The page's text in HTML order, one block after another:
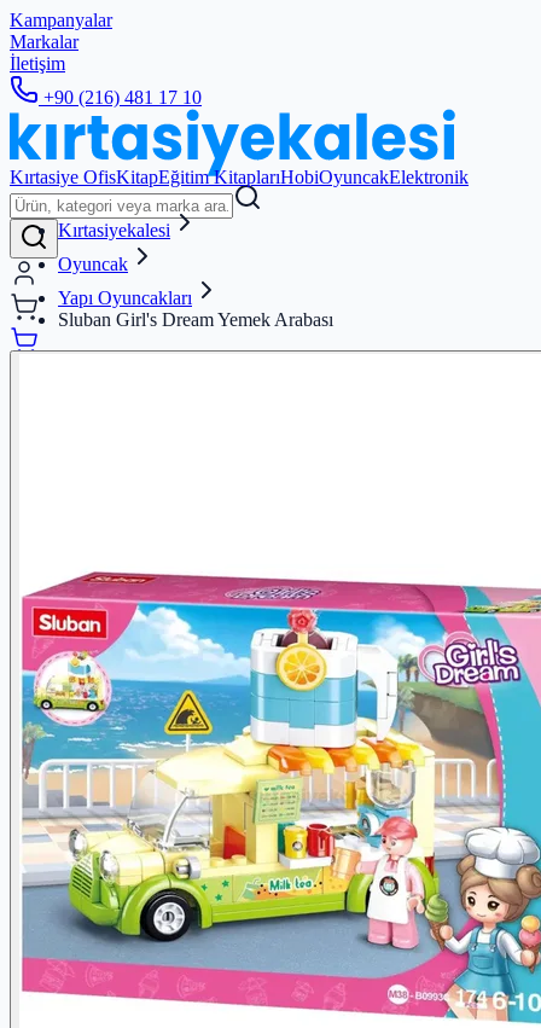
Kampanyalar
Markalar
İletişim
+90 (216) 481 17 10
Kırtasiye OfisKitapEğitim KitaplarıHobiOyuncakElektronik
Kırtasiyekalesi
Oyuncak
Yapı Oyuncakları
Sluban Girl's Dream Yemek Arabası